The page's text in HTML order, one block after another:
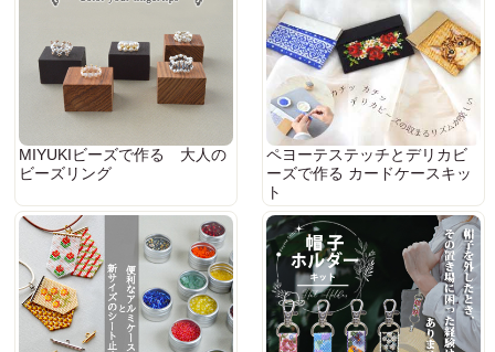
MIYUKIビーズで作る 大人の
ビーズリング
ペヨーテステッチとデリカビ
ーズで作る カードケースキッ
ト